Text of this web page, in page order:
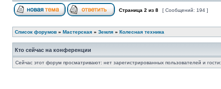
Страница 2 из 8 [ Сообщений: 194 ]
Список форумов » Мастерская » Земля » Колесная техника
Кто сейчас на конференции
Сейчас этот форум просматривают: нет зарегистрированных пользователей и